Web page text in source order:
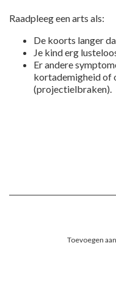
Raadpleeg een arts als:
De koorts langer
Je kind erg
Er andere
kortademigheid of
(projectielbraken).
Toevoegen